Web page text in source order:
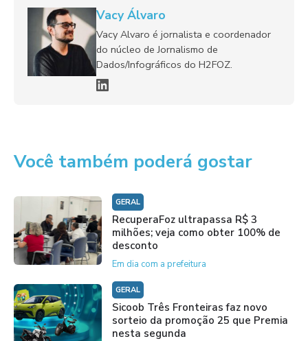
Vacy Álvaro
Vacy Alvaro é jornalista e coordenador
do núcleo de Jornalismo de
Dados/Infográficos do H2FOZ.
Você também poderá gostar
GERAL
RecuperaFoz ultrapassa R$ 3
milhões; veja como obter 100% de
desconto
Em dia com a prefeitura
GERAL
Sicoob Três Fronteiras faz novo
sorteio da promoção 25 que Premia
nesta segunda